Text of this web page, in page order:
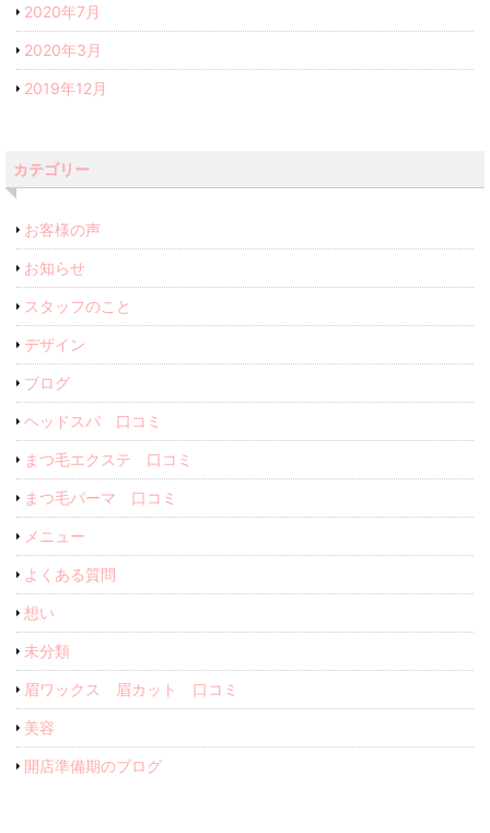
2020年7月
2020年3月
2019年12月
カテゴリー
お客様の声
お知らせ
スタッフのこと
デザイン
ブログ
ヘッドスパ 口コミ
まつ毛エクステ 口コミ
まつ毛パーマ 口コミ
メニュー
よくある質問
想い
未分類
眉ワックス 眉カット 口コミ
美容
開店準備期のブログ